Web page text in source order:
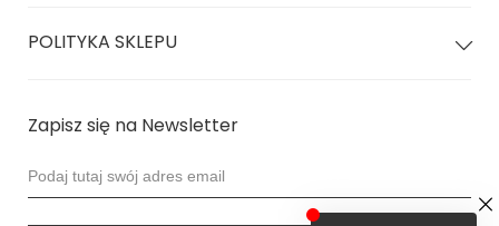
POLITYKA SKLEPU
Zapisz się na Newsletter